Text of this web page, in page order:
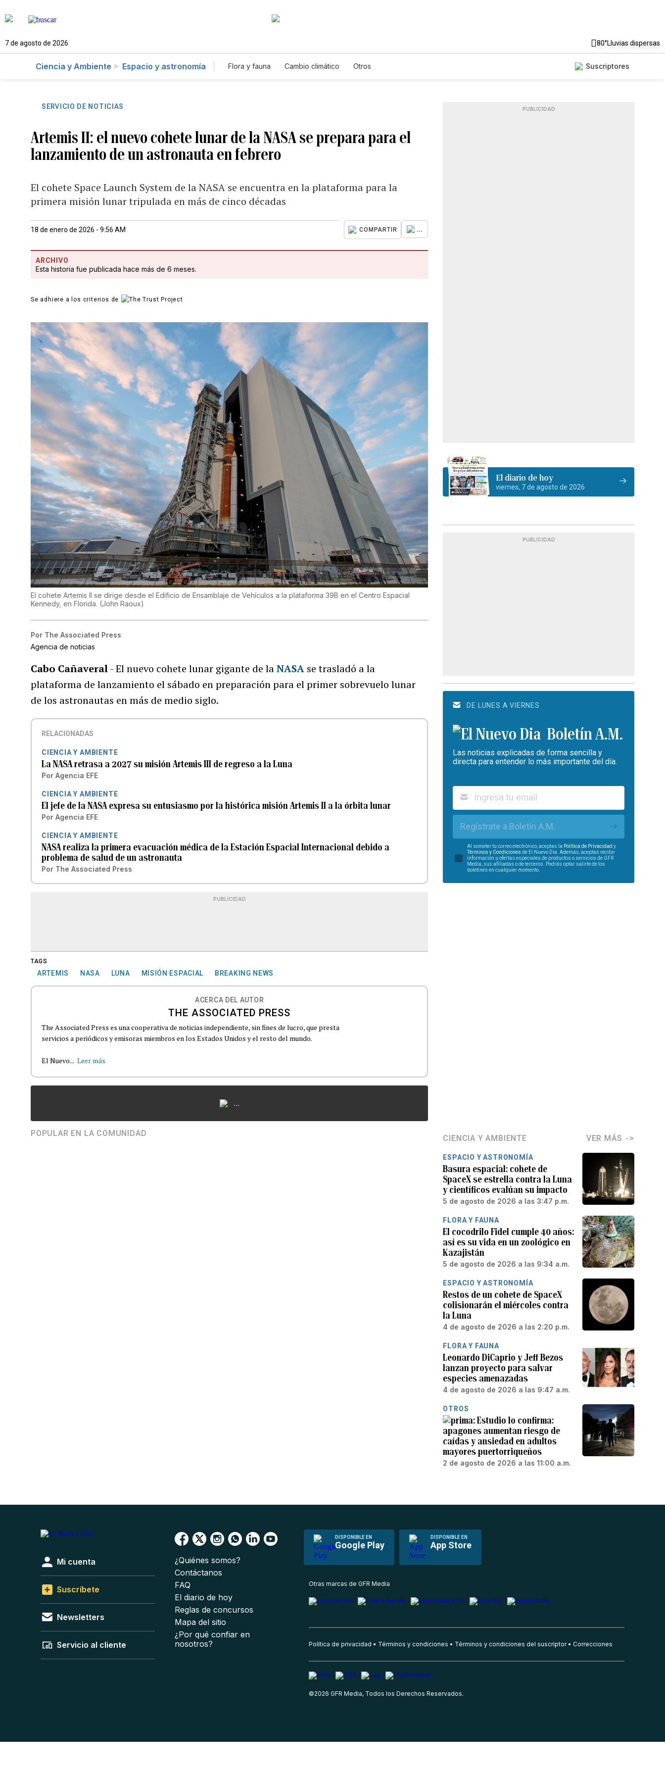
7 de agosto de 2026 80°Lluvias dispersas
Ciencia y Ambiente Espacio y astronomía Flora y fauna Cambio climático Otros Suscriptores
SERVICIO DE NOTICIAS
Artemis II: el nuevo cohete lunar de la NASA se prepara para el
lanzamiento de un astronauta en febrero
El cohete Space Launch System de la NASA se encuentra en la plataforma para la
primera misión lunar tripulada en más de cinco décadas
18 de enero de 2026 - 9:56 AM COMPARTIR ...
ARCHIVO
Esta historia fue publicada hace más de 6 meses.
Se adhiere a los criterios de
El cohete Artemis II se dirige desde el Edificio de Ensamblaje de Vehículos a la plataforma 39B en el Centro Espacial
Kennedy, en Florida. (John Raoux)
Por The Associated Press
Agencia de noticias
Cabo Cañaveral- El nuevo cohete lunar gigante de laNASA se trasladó a la
plataforma de lanzamiento el sábado en preparación para el primer sobrevuelo lunar
de los astronautas en más de medio siglo.
RELACIONADAS
CIENCIA Y AMBIENTE
La NASA retrasa a 2027 su misión Artemis III de regreso a la Luna
Por Agencia EFE
CIENCIA Y AMBIENTE
El jefe de la NASA expresa su entusiasmo por la histórica misión Artemis II a la órbita lunar
Por Agencia EFE
CIENCIA Y AMBIENTE
NASA realiza la primera evacuación médica de la Estación Espacial Internacional debido a
problema de salud de un astronauta
Por The Associated Press
PUBLICIDAD
TAGS
ARTEMIS NASA LUNA MISIÓN ESPACIAL BREAKING NEWS
ACERCA DEL AUTOR
THE ASSOCIATED PRESS
The Associated Press es una cooperativa de noticias independiente, sin fines de lucro, que presta
servicios a periódicos y emisoras miembros en los Estados Unidos y el resto del mundo.
El Nuevo... Leer más
...
POPULAR EN LA COMUNIDAD
PUBLICIDAD
El diario de hoy
viernes, 7 de agosto de 2026
PUBLICIDAD
DE LUNES A VIERNES
Boletín A.M.
Las noticias explicadas de forma sencilla y
directa para entender lo más importante del día.
Regístrate a Boletín A.M.
Al someter tu correo electrónico, aceptas la Política de Privacidad y
Términos y Condiciones de El Nuevo Día. Además, aceptas recibir
información u ofertas especiales de productos o servicios de GFR
Media, sus afiliadas o de terceros. Podrás optar salirte de los
boletines en cualquier momento.
CIENCIA Y AMBIENTE VER MÁS
ESPACIO Y ASTRONOMÍA
Basura espacial: cohete de
SpaceX se estrella contra la Luna
y científicos evalúan su impacto
5 de agosto de 2026 a las 3:47 p.m.
FLORA Y FAUNA
El cocodrilo Fidel cumple 40 años:
así es su vida en un zoológico en
Kazajistán
5 de agosto de 2026 a las 9:34 a.m.
ESPACIO Y ASTRONOMÍA
Restos de un cohete de SpaceX
colisionarán el miércoles contra
la Luna
4 de agosto de 2026 a las 2:20 p.m.
FLORA Y FAUNA
Leonardo DiCaprio y Jeff Bezos
lanzan proyecto para salvar
especies amenazadas
4 de agosto de 2026 a las 9:47 a.m.
OTROS
Estudio lo confirma:
apagones aumentan riesgo de
caídas y ansiedad en adultos
mayores puertorriqueños
2 de agosto de 2026 a las 11:00 a.m.
DISPONIBLE EN
Google Play
DISPONIBLE EN
App Store
Mi cuenta
Suscríbete
Newsletters
Servicio al cliente
¿Quiénes somos?
Contáctanos
FAQ
El diario de hoy
Reglas de concursos
Mapa del sitio
¿Por qué confiar en
nosotros?
Otras marcas de GFR Media
Política de privacidad Términos y condiciones Términos y condiciones del suscriptor Correcciones
©2026 GFR Media, Todos los Derechos Reservados.